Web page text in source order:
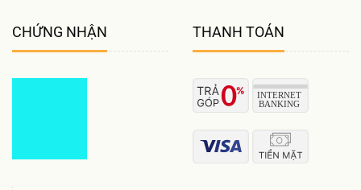
CHỨNG NHẬN THANH TOÁN